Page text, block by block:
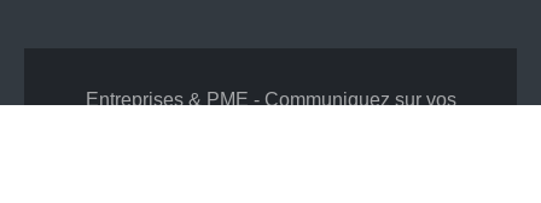
Entreprises & PME - Communiquez sur vos